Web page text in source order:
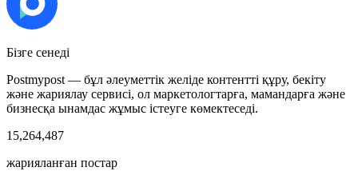
Бізге сенеді
Postmypost — бұл әлеуметтік желіде контентті құру, бекіту
және жариялау сервисі, ол маркетологтарға, мамандарға және
бизнесқа ынамдас жұмыс істеуге көмектеседі.
15,264,487
жарияланған постар